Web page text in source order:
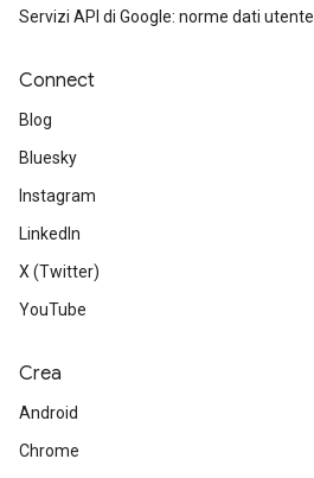
Servizi API di Google: norme dati utente
Connect
Blog
Bluesky
Instagram
LinkedIn
X (Twitter)
YouTube
Crea
Android
Chrome